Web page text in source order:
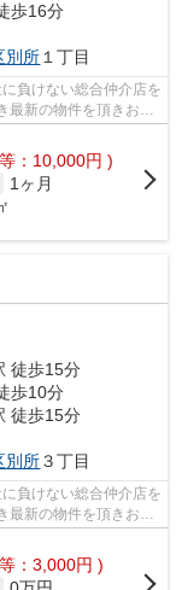
歩16分
別所１丁目
負けない総合仲介店を
最新の物件を頂きお客
：10,000円 )
1ヶ月
徒歩15分
歩10分
徒歩15分
別所３丁目
負けない総合仲介店を
最新の物件を頂きお客
：3,000円 )